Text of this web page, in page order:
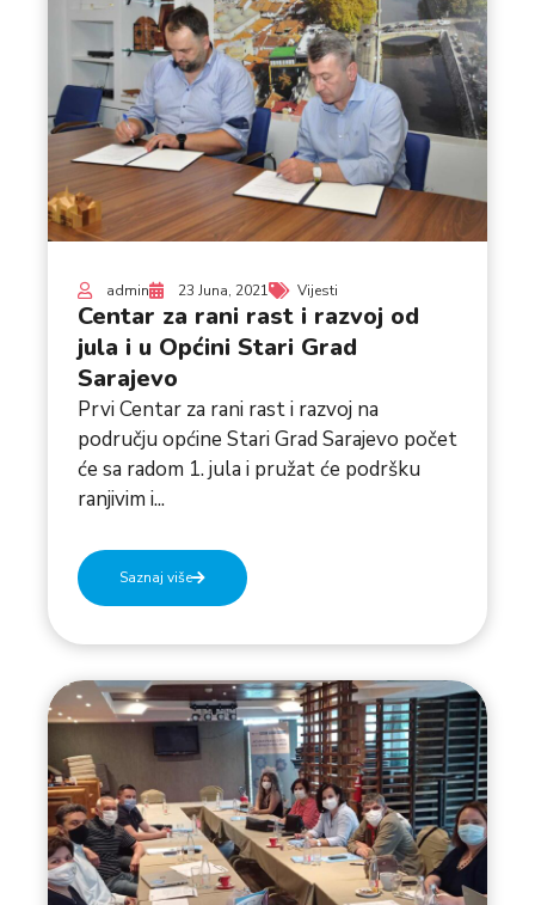
admin 23 Juna, 2021 Vijesti
Centar za rani rast i razvoj od
jula i u Općini Stari Grad
Sarajevo
Prvi Centar za rani rast i razvoj na
području općine Stari Grad Sarajevo počet
će sa radom 1. jula i pružat će podršku
ranjivim i...
Saznaj više